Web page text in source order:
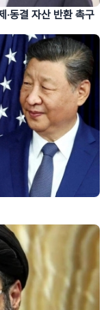
‧동결 자산 반환 촉구